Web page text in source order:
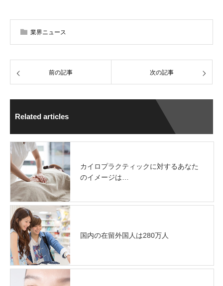
業界ニュース
前の記事 次の記事
Related articles
カイロプラクティックに対するあなた
のイメージは…
国内の在留外国人は280万人